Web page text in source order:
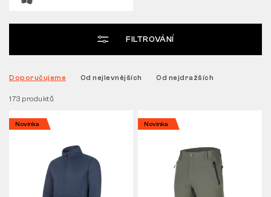
PRODEJNA S BISTREM
FILTROVÁNÍ
173 produktů
Doporučujeme Od nejlevnějších Od nejdražších
Novinka Novinka